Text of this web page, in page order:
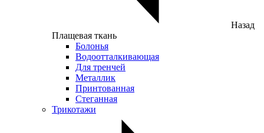
Назад
Плащевая ткань
Болонья
Водоотталкивающая
Для тренчей
Металлик
Принтованная
Стеганная
Трикотажи